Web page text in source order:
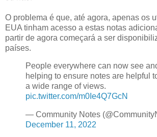
O problema é que, até agora, apenas os
EUA tinham acesso a estas notas
partir de agora começará a ser
países.
People everywhere can now see
helping to ensure notes are helpful
a wide range of views.
pic.twitter.com/m0Ie4Q7GcN
— Community Notes
December 11, 2022